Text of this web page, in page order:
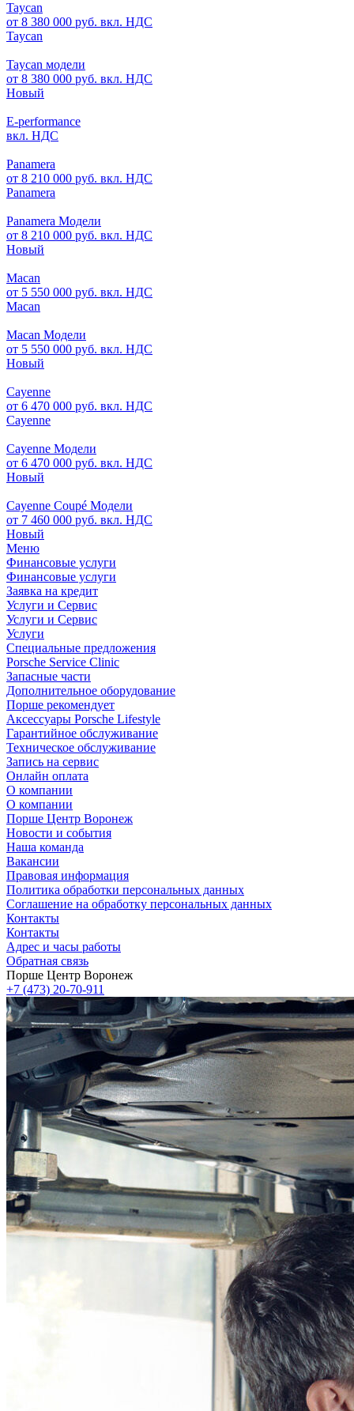
Taycan
от 8 380 000 руб. вкл. НДС
Taycan
Taycan модели
от 8 380 000 руб. вкл. НДС
Новый
E-performance
вкл. НДС
Panamera
от 8 210 000 руб. вкл. НДС
Panamera
Panamera Модели
от 8 210 000 руб. вкл. НДС
Новый
Macan
от 5 550 000 руб. вкл. НДС
Macan
Macan Модели
от 5 550 000 руб. вкл. НДС
Новый
Cayenne
от 6 470 000 руб. вкл. НДС
Cayenne
Cayenne Модели
от 6 470 000 руб. вкл. НДС
Новый
Cayenne Coupé Модели
от 7 460 000 руб. вкл. НДС
Новый
Меню
Финансовые услуги
Финансовые услуги
Заявка на кредит
Услуги и Сервис
Услуги и Сервис
Услуги
Специальные предложения
Porsche Service Clinic
Запасные части
Дополнительное оборудование
Порше рекомендует
Аксессуары Porsche Lifestyle
Гарантийное обслуживание
Техническое обслуживание
Запись на сервис
Онлайн оплата
О компании
О компании
Порше Центр Воронеж
Новости и события
Наша команда
Вакансии
Правовая информация
Политика обработки персональных данных
Соглашение на обработку персональных данных
Контакты
Контакты
Адрес и часы работы
Обратная связь
Порше Центр Воронеж
+7 (473) 20-70-911